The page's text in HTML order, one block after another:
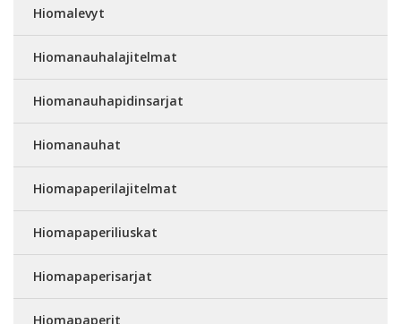
Hiomalevyt
Hiomanauhalajitelmat
Hiomanauhapidinsarjat
Hiomanauhat
Hiomapaperilajitelmat
Hiomapaperiliuskat
Hiomapaperisarjat
Hiomapaperit